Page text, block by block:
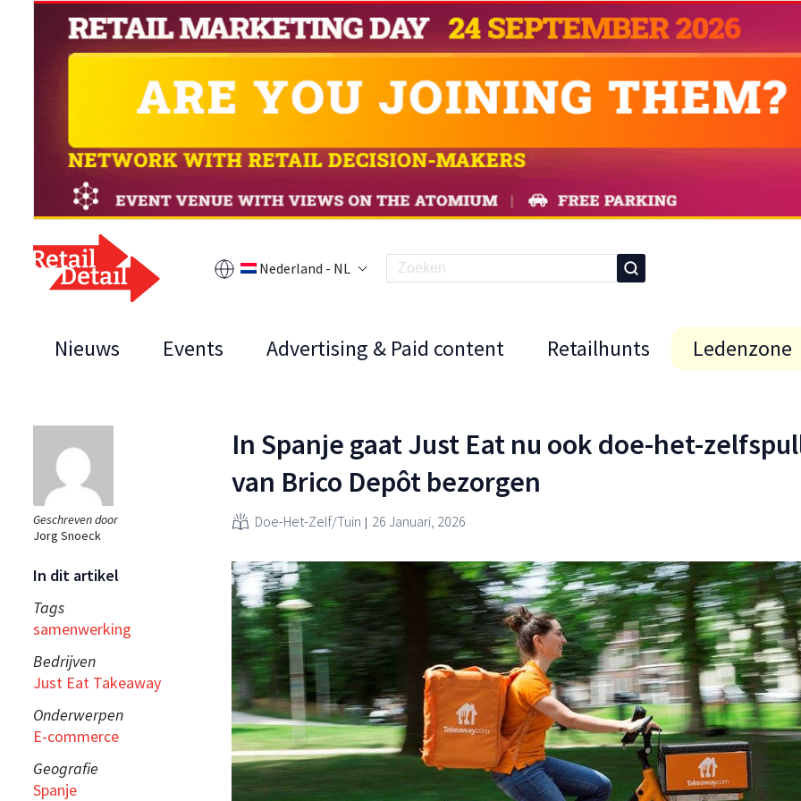
Nederland - NL
Nieuws Events Advertising & Paid content Retailhunts Ledenzone
Geschreven door
Jorg Snoeck
In dit artikel
Tags
samenwerking
Bedrijven
Just Eat Takeaway
Onderwerpen
E-commerce
Geografie
Spanje
In Spanje gaat Just Eat nu ook doe-het-
van Brico Depôt bezorgen
Doe-Het-Zelf/Tuin 26 Januari, 2026